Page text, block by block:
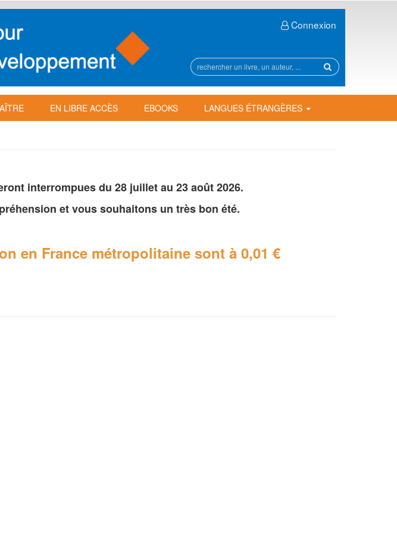
Connexion
sur
site
EN LIBRE ACCÈS EBOOKS LANGUES ÉTRANGÈRES
interrompues du 28 juillet au 23 août 2026.
et vous souhaitons un très bon été.
en France métropolitainesont à 0,01 €